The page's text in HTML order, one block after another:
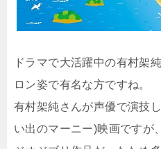
ドラマで大活躍中の有村架
ロン姿で有名な方ですね。
有村架純さんが声優で演技
い出のマーニー)映画ですが